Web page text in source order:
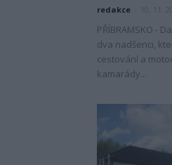
redakce
PŘÍBRAMSKO -
dva nadšenci,
cestování a
kamarády...